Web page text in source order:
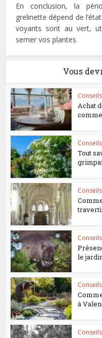
En conclusion, la
grelinette dépend de
voyants sont au vert,
semer vos plantes.
Vous
Conseils
Achat
Conseils
Tout
Conseils
Conseils
le
Conseils
à
Conseils